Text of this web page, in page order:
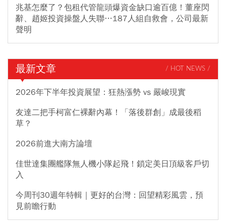
兆基怎麼了？包租代管龍頭爆資金缺口逾百億！董座閃
辭、趙姬投資操盤人失聯…187人組自救會，公司最新
聲明
最新文章 / HOT NEWS /
2026年下半年投資展望：狂熱漲勢 vs 嚴峻現實
友達二把手柯富仁裸辭內幕！「落後群創」成最後稻
草？
2026前進大南方論壇
佳世達集團艦隊無人機小隊起飛！鎖定美日頂級客戶切
入
今周刊30週年特輯｜更好的台灣：回望精彩風雲，預
見前瞻行動